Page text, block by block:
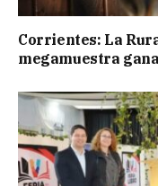
Corrientes: La
megamuestra